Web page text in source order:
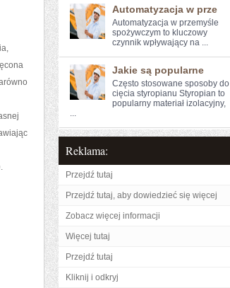
Automatyzacja w prze
Automatyzacja w przemyśle
spożywczym to kluczowy⁤
czynnik wpływający na ...
Jakie są popularne
Często stosowane sposoby do
cięcia styropianu Styropian to
popularny materiał izolacyjny,
...
Reklama:
Przejdź tutaj
Przejdź tutaj, aby dowiedzieć się więcej
Zobacz więcej informacji
Więcej tutaj
Przejdź tutaj
Kliknij i odkryj